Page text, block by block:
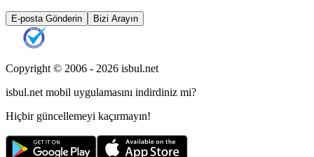
E-posta Gönderin Bizi Arayın
Copyright © 2006 - 2026 isbul.net
isbul.net mobil uygulamasını indirdiniz mi?
Hiçbir güncellemeyi kaçırmayın!